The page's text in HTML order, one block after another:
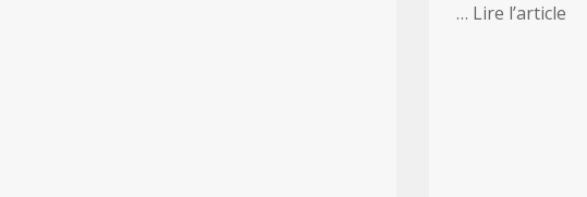
… Lire l’article